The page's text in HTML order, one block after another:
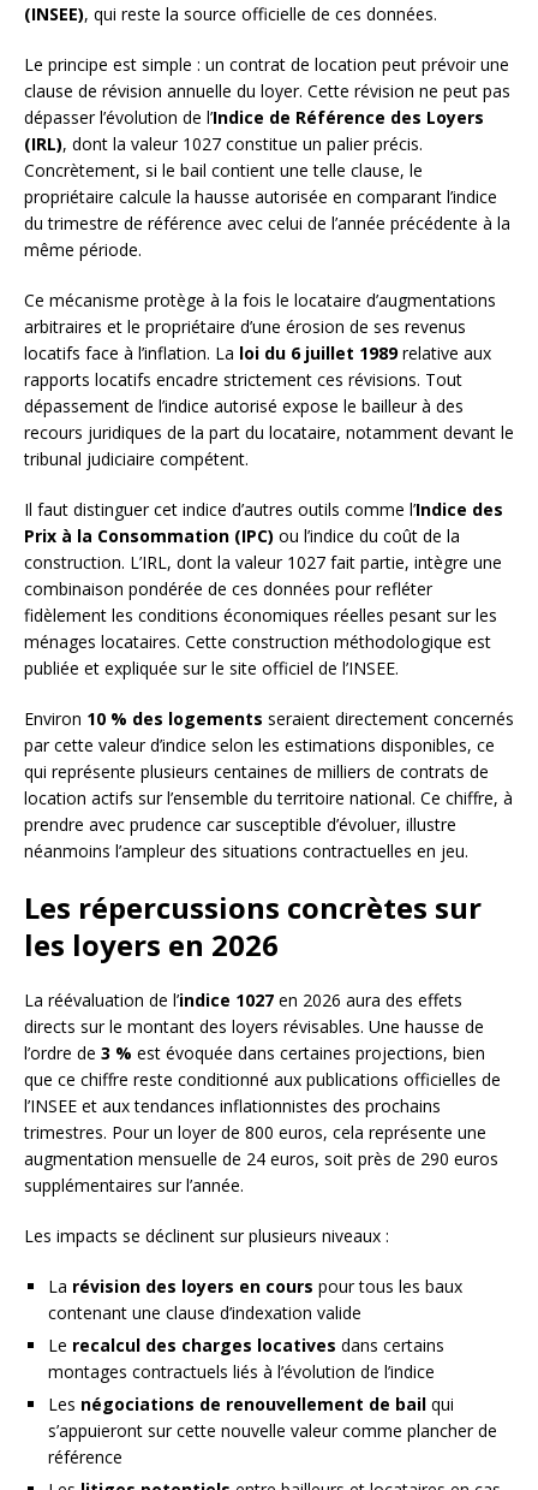
(INSEE), qui reste la source officielle de ces données.
Le principe est simple : un contrat de location peut prévoir une
clause de révision annuelle du loyer. Cette révision ne peut pas
dépasser l’évolution de l’Indice de Référence des Loyers
(IRL), dont la valeur 1027 constitue un palier précis.
Concrètement, si le bail contient une telle clause, le
propriétaire calcule la hausse autorisée en comparant l’indice
du trimestre de référence avec celui de l’année précédente à la
même période.
Ce mécanisme protège à la fois le locataire d’augmentations
arbitraires et le propriétaire d’une érosion de ses revenus
locatifs face à l’inflation. La loi du 6 juillet 1989relative aux
rapports locatifs encadre strictement ces révisions. Tout
dépassement de l’indice autorisé expose le bailleur à des
recours juridiques de la part du locataire, notamment devant le
tribunal judiciaire compétent.
Il faut distinguer cet indice d’autres outils comme l’Indice des
Prix à la Consommation (IPC) ou l’indice du coût de la
construction. L’IRL, dont la valeur 1027 fait partie, intègre une
combinaison pondérée de ces données pour refléter
fidèlement les conditions économiques réelles pesant sur les
ménages locataires. Cette construction méthodologique est
publiée et expliquée sur le site officiel de l’INSEE.
Environ 10 % des logements seraient directement concernés
par cette valeur d’indice selon les estimations disponibles, ce
qui représente plusieurs centaines de milliers de contrats de
location actifs sur l’ensemble du territoire national. Ce chiffre, à
prendre avec prudence car susceptible d’évoluer, illustre
néanmoins l’ampleur des situations contractuelles en jeu.
Les répercussions concrètes sur
les loyers en 2026
La réévaluation de l’indice 1027 en 2026 aura des effets
directs sur le montant des loyers révisables. Une hausse de
l’ordre de 3 % est évoquée dans certaines projections, bien
que ce chiffre reste conditionné aux publications officielles de
l’INSEE et aux tendances inflationnistes des prochains
trimestres. Pour un loyer de 800 euros, cela représente une
augmentation mensuelle de 24 euros, soit près de 290 euros
supplémentaires sur l’année.
Les impacts se déclinent sur plusieurs niveaux :
La révision des loyers en cours pour tous les baux
contenant une clause d’indexation valide
Le recalcul des charges locatives dans certains
montages contractuels liés à l’évolution de l’indice
Les négociations de renouvellement de bail qui
s’appuieront sur cette nouvelle valeur comme plancher de
référence